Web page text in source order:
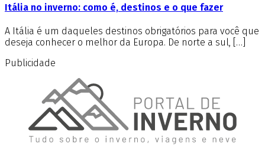
Itália no inverno: como é, destinos e o que fazer
A Itália é um daqueles destinos obrigatórios para você que
deseja conhecer o melhor da Europa. De norte a sul, […]
Publicidade